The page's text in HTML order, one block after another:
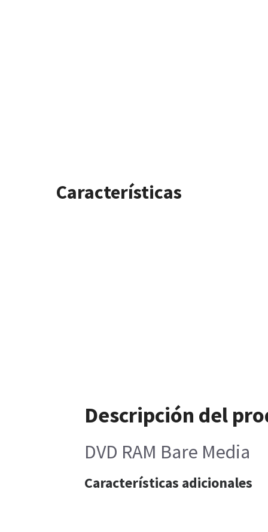
Características
Descripción del
DVD RAM Bare Media
Características adicionales